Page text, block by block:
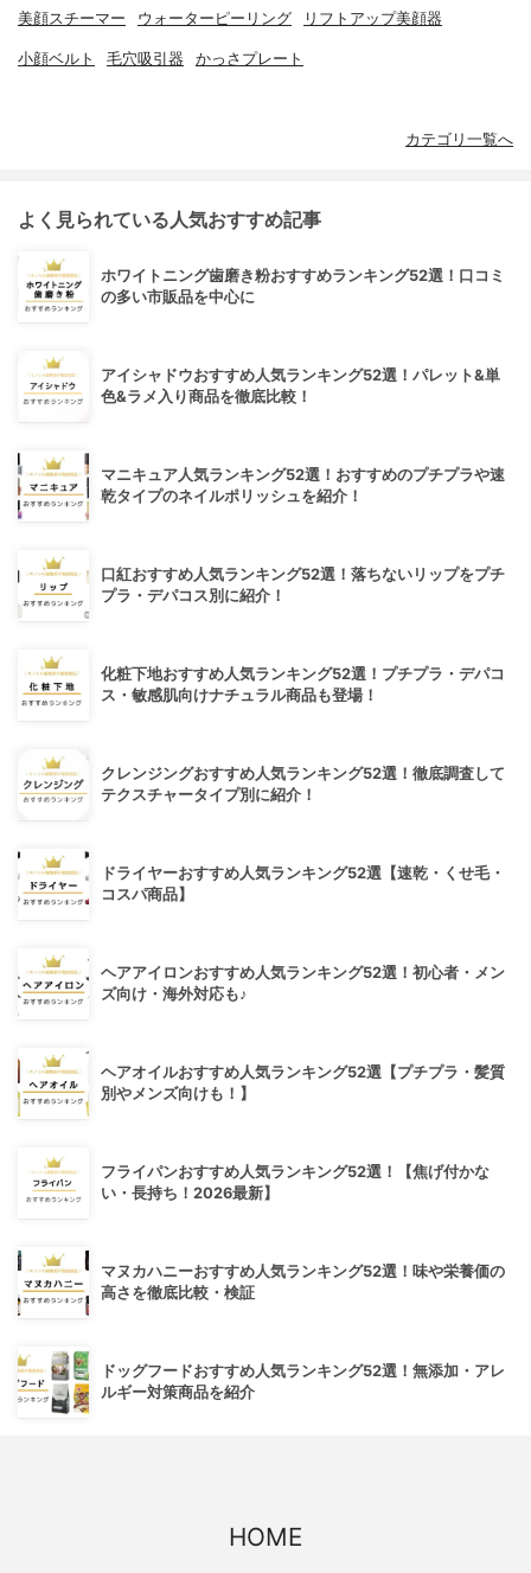
美顔スチーマー ウォーターピーリング リフトアップ美顔器
小顔ベルト 毛穴吸引器 かっさプレート
カテゴリ一覧へ
よく見られている人気おすすめ記事
ホワイトニング歯磨き粉おすすめランキング52選！口コミ
の多い市販品を中心に
アイシャドウおすすめ人気ランキング52選！パレット&単
色&ラメ入り商品を徹底比較！
マニキュア人気ランキング52選！おすすめのプチプラや速
乾タイプのネイルポリッシュを紹介！
口紅おすすめ人気ランキング52選！落ちないリップをプチ
プラ・デパコス別に紹介！
化粧下地おすすめ人気ランキング52選！プチプラ・デパコ
ス・敏感肌向けナチュラル商品も登場！
クレンジングおすすめ人気ランキング52選！徹底調査して
テクスチャータイプ別に紹介！
ドライヤーおすすめ人気ランキング52選【速乾・くせ毛・
コスパ商品】
ヘアアイロンおすすめ人気ランキング52選！初心者・メン
ズ向け・海外対応も♪
ヘアオイルおすすめ人気ランキング52選【プチプラ・髪質
別やメンズ向けも！】
フライパンおすすめ人気ランキング52選！【焦げ付かな
い・長持ち！2026最新】
マヌカハニーおすすめ人気ランキング52選！味や栄養価の
高さを徹底比較・検証
ドッグフードおすすめ人気ランキング52選！無添加・アレ
ルギー対策商品を紹介
HOME